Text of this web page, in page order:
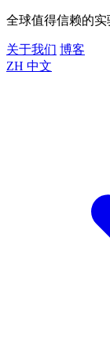
全球值得信赖的实
关于我们 博客
ZH 中文